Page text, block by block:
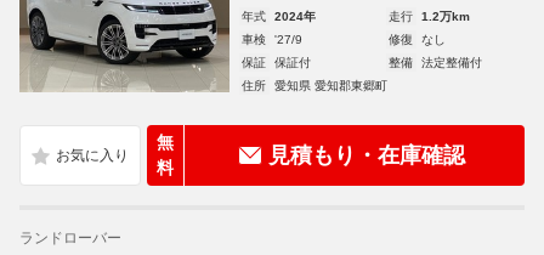
年式 2024年 走行
1.2万km
車検
'27/9 修復
なし
保証
保証付 整備
法定整備付
住所
愛知県 愛知郡東郷町
無
料
見積もり・在庫確認
ランドローバー